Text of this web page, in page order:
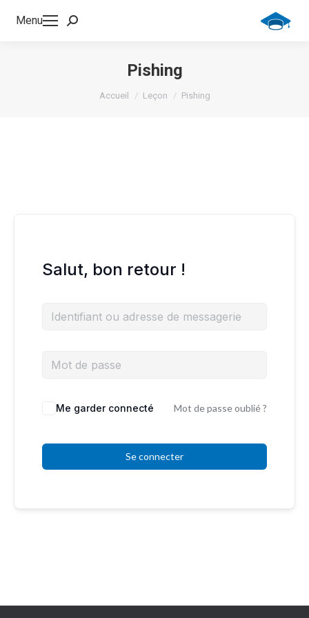
Menu
Recherche
Pishing
Vous êtes ici :
Accueil Leçon Pishing
Salut, bon retour !
Me garder connecté Mot de passe oublié ?
Se connecter